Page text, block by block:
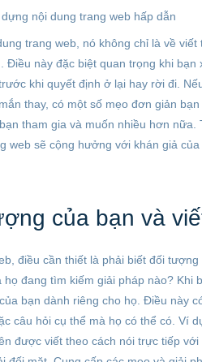
nội dung trang web hấp dẫn
trang web, nó không chỉ là về
Điều này đặc biệt quan trọng khi
khi quyết định ở lại hay rời đi.
thay, có một số mẹo đơn giản
tham gia và muốn nhiều hơn
web sẽ cộng hưởng với khán giả
của bạn và
điều cần thiết là phải biết đối
đang tìm kiếm giải pháp nào? Khi
bạn dành riêng cho họ. Điều này
câu hỏi cụ thể mà họ có thể có. Ví
được viết theo cách nói trực tiếp